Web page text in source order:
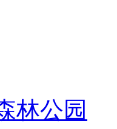
林公园